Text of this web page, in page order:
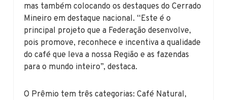
mas também colocando os destaques do Cerrado
Mineiro em destaque nacional. “Este é o
principal projeto que a Federação desenvolve,
pois promove, reconhece e incentiva a qualidade
do café que leva a nossa Região e as fazendas
para o mundo inteiro”, destaca.
O Prêmio tem três categorias: Café Natural,